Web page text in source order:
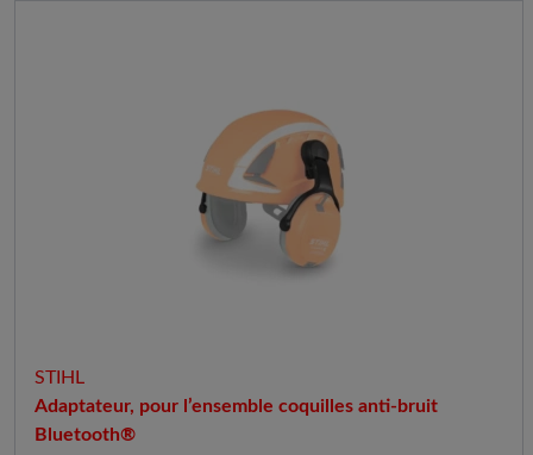
STIHL
Adaptateur, pour l’ensemble coquilles anti-bruit
Bluetooth®